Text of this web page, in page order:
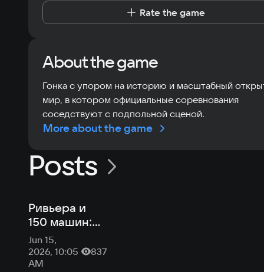
Rate the game
About the game
Гонка с упором на историю и масштабный
мир, в котором официальные соревнования
соседствуют с подпольной сценой.
More about the game
Posts
Ривьера и
150 машин:
детали
Clutch —
гонки от
Jun 15,
2026, 10:05
AM
837